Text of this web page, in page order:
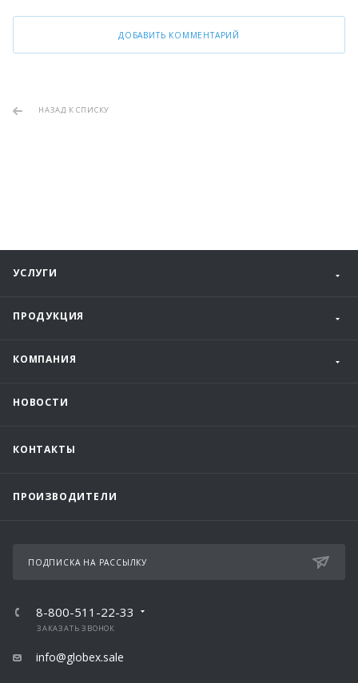
ДОБАВИТЬ КОММЕНТАРИЙ
НАЗАД К СПИСКУ
УСЛУГИ
ПРОДУКЦИЯ
КОМПАНИЯ
НОВОСТИ
КОНТАКТЫ
ПРОИЗВОДИТЕЛИ
ПОДПИСКА НА РАССЫЛКУ
8-800-511-22-33
ЗАКАЗАТЬ ЗВОНОК
info@globex.sale